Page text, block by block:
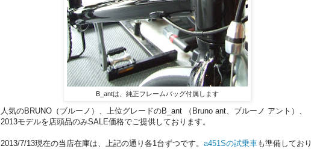
B_antは、純正フレームバッグ付属します
人気のBRUNO（ブルーノ）、上位グレードのB_ant （Bruno ant、ブルーノ アント）、
2013モデルを店頭品のみSALE価格でご提供しております。
2013/7/13現在の当店在庫は、上記の通り各1台ずつです。 a451Sの試乗車も準備しており